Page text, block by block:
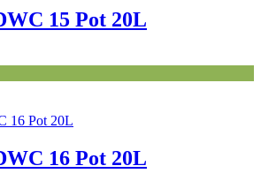
15 Pot 20L
16 Pot 20L